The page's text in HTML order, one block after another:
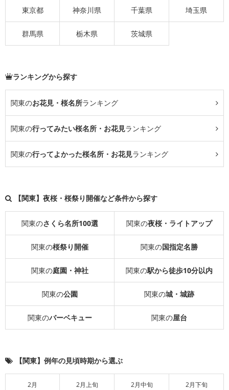
東京都 神奈川県 千葉県 埼玉県
群馬県 栃木県 茨城県
ランキングから探す
関東のお花見・桜名所ランキング
関東の行ってみたい桜名所・お花見ランキング
関東の行ってよかった桜名所・お花見ランキング
【関東】夜桜・桜祭り開催など条件から探す
関東のさくら名所100選 関東の夜桜・ライトアップ
関東の桜祭り開催 関東の国指定名勝
関東の庭園・神社 関東の駅から徒歩10分以内
関東の公園 関東の城・城跡
関東のバーベキュー 関東の屋台
【関東】例年の見頃時期から選ぶ
2月 2月上旬 2月中旬 2月下旬